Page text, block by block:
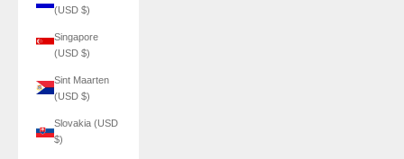
(USD $)
Singapore
(USD $)
Sint Maarten
(USD $)
Slovakia (USD
$)